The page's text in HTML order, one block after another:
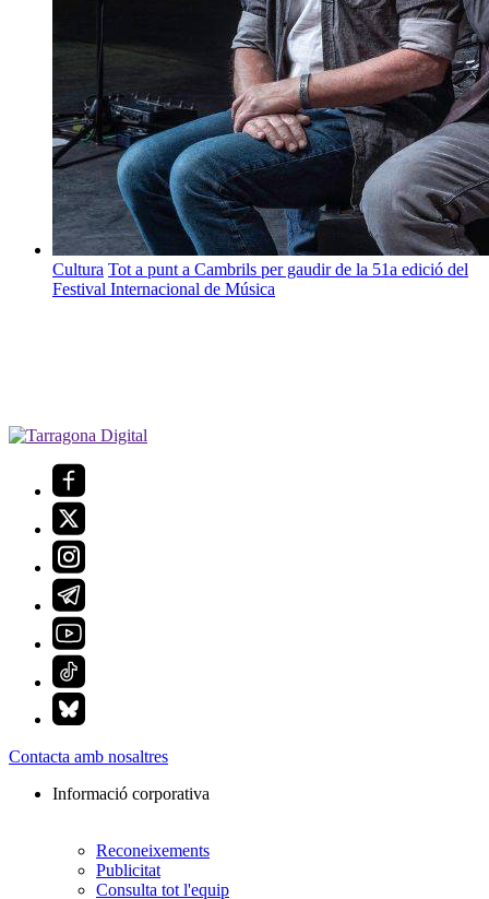
Cultura Tot a punt a Cambrils per gaudir de la 51a edició del
Festival Internacional de Música
Contacta amb nosaltres
Informació corporativa
Reconeixements
Publicitat
Consulta tot l'equip